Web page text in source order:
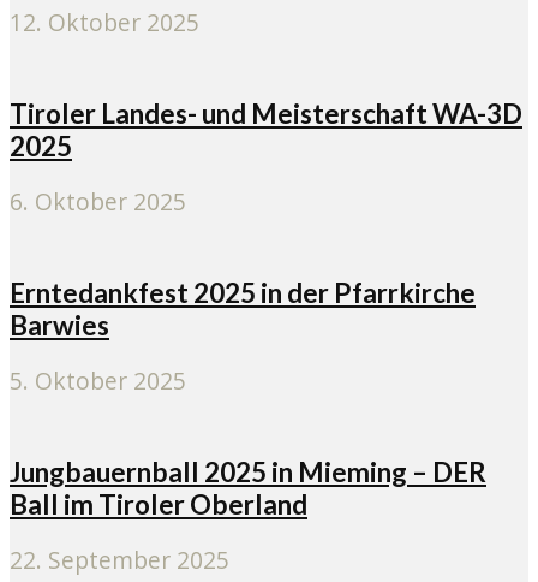
12. Oktober 2025
Tiroler Landes- und Meisterschaft WA-3D
2025
6. Oktober 2025
Erntedankfest 2025 in der Pfarrkirche
Barwies
5. Oktober 2025
Jungbauernball 2025 in Mieming – DER
Ball im Tiroler Oberland
22. September 2025